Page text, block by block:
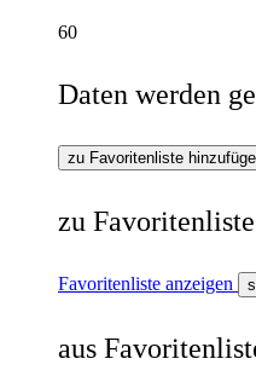
60
Daten werden
zu Favoritenliste
zu
Favoritenliste anzeigen
aus